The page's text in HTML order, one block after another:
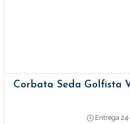
Corbata Seda Golfista
Entrega